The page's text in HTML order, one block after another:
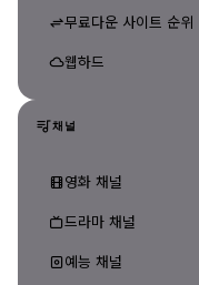
무료다운 사이트 순위
웹하드
채널
영화 채널
드라마 채널
예능 채널